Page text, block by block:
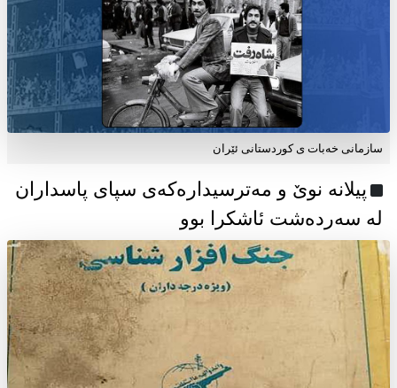
سازمانی خەبات ی كوردستانی ئێران
پیلانە نوێ و مەترسیدارەکەی سپای پاسداران
لە سەردەشت ئاشکرا بوو